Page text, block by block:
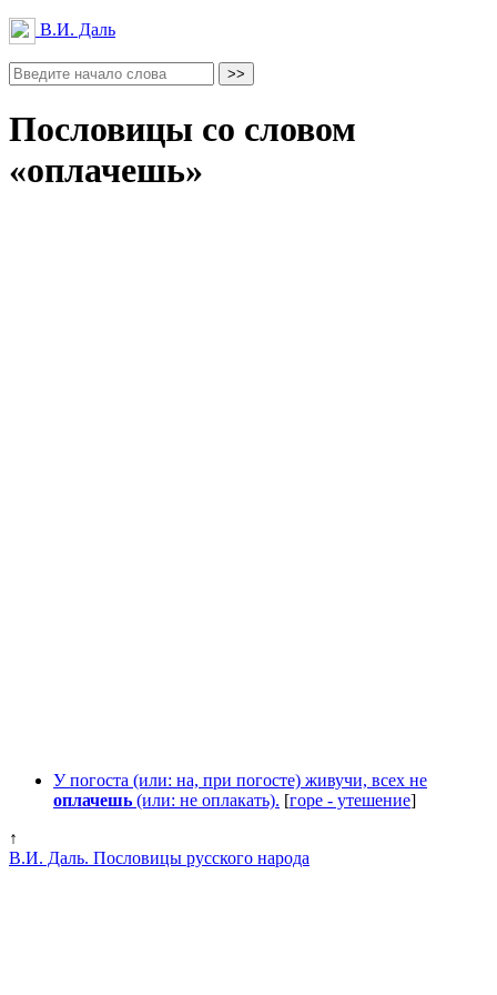
В.И. Даль
Пословицы со словом
«оплачешь»
У погоста (или: на, при погосте) живучи, всех не
оплачешь (или: не оплакать). [горе - утешение]
↑
В.И. Даль. Пословицы русского народа